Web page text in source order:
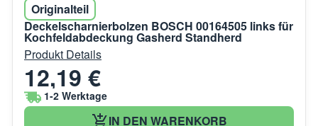
Originalteil
Deckelscharnierbolzen BOSCH 00164505 links für
Kochfeldabdeckung Gasherd Standherd
Produkt Details
12,19 €
1-2 Werktage
IN DEN WARENKORB